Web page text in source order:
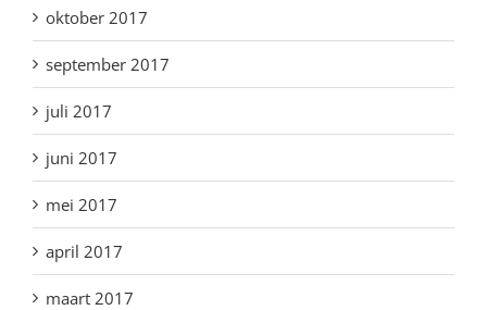
oktober 2017
september 2017
juli 2017
juni 2017
mei 2017
april 2017
maart 2017